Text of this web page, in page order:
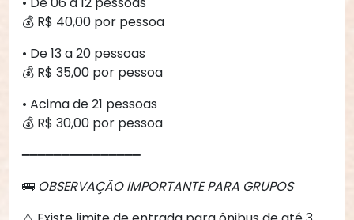
💰 R$ 40,00 por pessoa
• De 13 a 20 pessoas
💰 R$ 35,00 por pessoa
• Acima de 21 pessoas
💰 R$ 30,00 por pessoa
━━━━━━━━━━━━━━━
🚌 OBSERVAÇÃO IMPORTANTE PARA GRUPOS